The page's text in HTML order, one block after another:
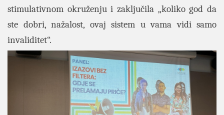
stimulativnom okruženju i zaključila „koliko god da
ste dobri, nažalost, ovaj sistem u vama vidi samo
invaliditet“.